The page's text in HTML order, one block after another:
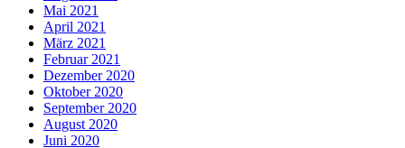
Mai 2021
April 2021
März 2021
Februar 2021
Dezember 2020
Oktober 2020
September 2020
August 2020
Juni 2020